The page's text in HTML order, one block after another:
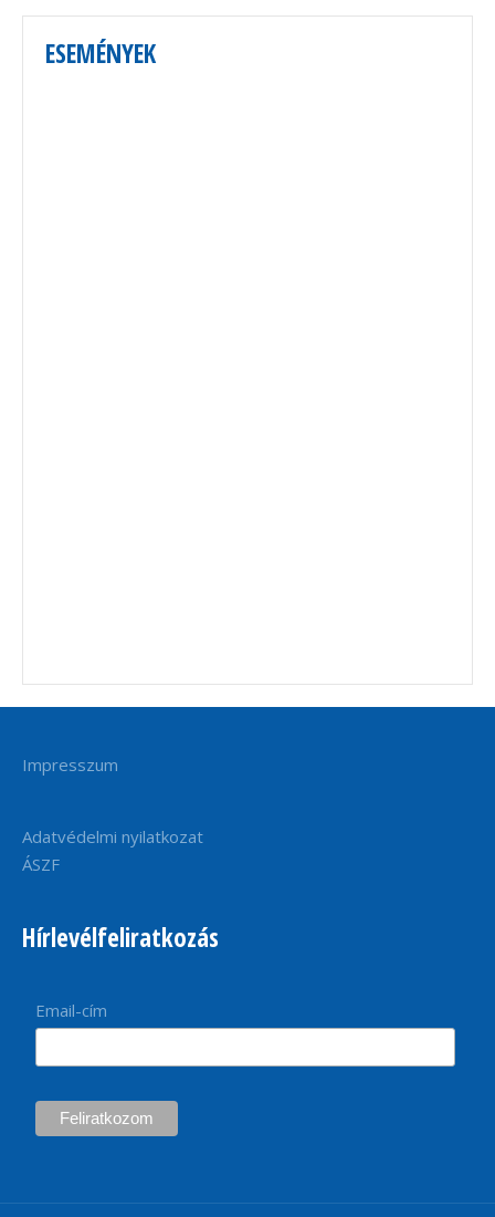
ESEMÉNYEK
Impresszum
Adatvédelmi nyilatkozat
ÁSZF
Hírlevélfeliratkozás
Email-cím